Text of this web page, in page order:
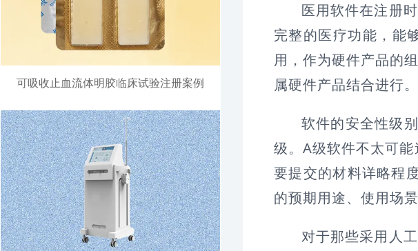
可吸收止血流体明胶临床试验注册案例
医用软件在注册
完整的医疗功能，能
用，作为硬件产品的
属硬件产品结合进行。
软件的安全性级
级。A级软件不太可
要提交的材料详略程
的预期用途、使用场
对于那些采用人